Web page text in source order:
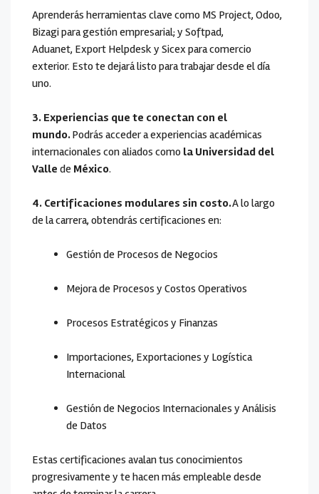
Aprenderás herramientas clave como MS Project, Odoo,
Bizagi para gestión empresarial; y Softpad,
Aduanet, Export Helpdesk y Sicex para comercio
exterior. Esto te dejará listo para trabajar desde el día
uno.
3. Experiencias que te conectan con el
mundo.Podrás acceder a experiencias académicas
internacionales con aliados como la Universidad del
Valle de México.
4. Certificaciones modulares sin costo.A lo largo
de la carrera, obtendrás certificaciones en:
Gestión de Procesos de Negocios
Mejora de Procesos y Costos Operativos
Procesos Estratégicos y Finanzas
Importaciones, Exportaciones y Logística
Internacional
Gestión de Negocios Internacionales y Análisis
de Datos
Estas certificaciones avalan tus conocimientos
progresivamente y te hacen más empleable desde